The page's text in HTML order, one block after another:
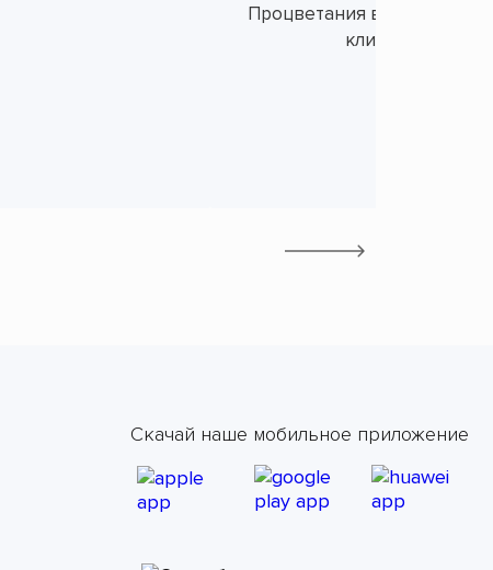
Процветания вам и
клиентов!
Скачай наше мобильное приложение